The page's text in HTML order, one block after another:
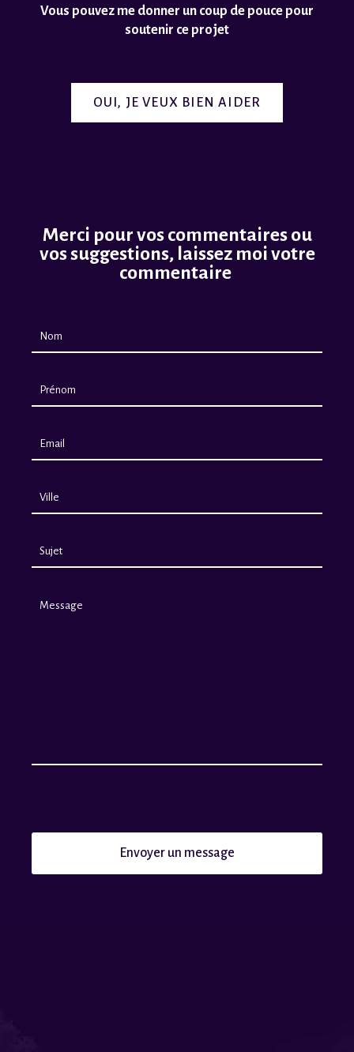
Vous pouvez me donner un coup de pouce pour
soutenir ce projet
OUI, JE VEUX BIEN AIDER
Merci pour vos commentaires ou
vos suggestions, laissez moi votre
commentaire